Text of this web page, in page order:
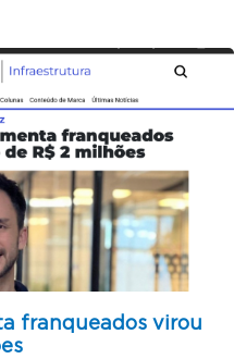
franqueados virou